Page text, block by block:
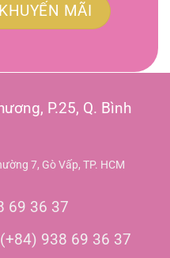
P.25, Q. Bình
7, Gò Vấp, TP. HCM
69 36 37
(+84) 938 69 36 37